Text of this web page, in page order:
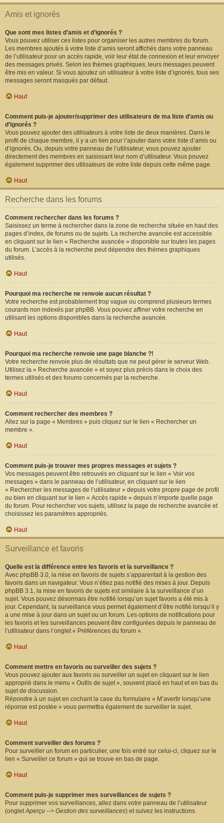
Amis et ignorés
Que sont mes listes d’amis et d’ignorés ?
Vous pouvez utiliser ces listes pour organiser les autres membres du forum.
Les membres ajoutés à votre liste d’amis seront affichés dans votre panneau
de l’utilisateur pour un accès rapide, voir leur état de connexion et leur envoyer
des messages privés. Selon les thèmes graphiques, leurs messages peuvent
être mis en valeur. Si vous ajoutez un utilisateur à votre liste d’ignorés, tous ses
messages seront masqués par défaut.
Haut
Comment puis-je ajouter/supprimer des utilisateurs de ma liste d’amis ou
d’ignorés ?
Vous pouvez ajouter des utilisateurs à votre liste de deux manières. Dans le
profil de chaque membre, il y a un lien pour l’ajouter dans votre liste d’amis ou
d’ignorés. Ou, depuis votre panneau de l’utilisateur, vous pouvez ajouter
directement des membres en saisissant leur nom d’utilisateur. Vous pouvez
également supprimer des utilisateurs de votre liste depuis cette même page.
Haut
Recherche dans les forums
Comment rechercher dans les forums ?
Saisissez un terme à rechercher dans la zone de recherche située en haut des
pages d’index, de forums ou de sujets. La recherche avancée est accessible
en cliquant sur le lien « Recherche avancée » disponible sur toutes les pages
du forum. L’accès à la recherche peut dépendre des thèmes graphiques
utilisés.
Haut
Pourquoi ma recherche ne renvoie aucun résultat ?
Votre recherche est probablement trop vague ou comprend plusieurs termes
courants non indexés par phpBB. Vous pouvez affiner votre recherche en
utilisant les options disponibles dans la recherche avancée.
Haut
Pourquoi ma recherche renvoie une page blanche ?!
Votre recherche renvoie plus de résultats que ne peut gérer le serveur Web.
Utilisez la « Recherche avancée » et soyez plus précis dans le choix des
termes utilisés et des forums concernés par la recherche.
Haut
Comment rechercher des membres ?
Allez sur la page « Membres » puis cliquez sur le lien « Rechercher un
membre ».
Haut
Comment puis-je trouver mes propres messages et sujets ?
Vos messages peuvent être retrouvés en cliquant sur le lien « Voir vos
messages » dans le panneau de l’utilisateur, en cliquant sur le lien
« Rechercher les messages de l’utilisateur » depuis votre propre page de profil
ou bien en cliquant sur le lien « Accès rapide » depuis n’importe quelle page
du forum. Pour rechercher vos sujets, utilisez la page de recherche avancée et
choisissez les paramètres appropriés.
Haut
Surveillance et favoris
Quelle est la différence entre les favoris et la surveillance ?
Avec phpBB 3.0, la mise en favoris de sujets s’apparentait à la gestion des
favoris dans un navigateur. Vous n’étiez pas notifié des mises à jour. Depuis
phpBB 3.1, la mise en favoris de sujets est similaire à la surveillance d’un
sujet. Vous pouvez désormais être notifié lorsqu’un sujet favoris a été mis à
jour. Cependant, la surveillance vous permet également d’être notifié lorsqu’il y
a une mise à jour dans un sujet ou un forum. Les options de notifications pour
les favoris et les surveillances peuvent être configurées depuis le panneau de
l’utilisateur dans l’onglet « Préférences du forum ».
Haut
Comment mettre en favoris ou surveiller des sujets ?
Vous pouvez ajouter aux favoris ou surveiller un sujet en cliquant sur le lien
approprié dans le menu « Outils de sujet », souvent placé en haut et en bas du
sujet de discussion.
Répondre à un sujet en cochant la case du formulaire « M’avertir lorsqu’une
réponse est postée » vous permettra également de surveiller le sujet.
Haut
Comment surveiller des forums ?
Pour surveiller un forum en particulier, une fois entré sur celui-ci, cliquez sur le
lien « Surveiller ce forum » qui se trouve en bas de page.
Haut
Comment puis-je supprimer mes surveillances de sujets ?
Pour supprimer vos surveillances, allez dans votre panneau de l’utilisateur
(ongletAperçu --> Gestion des surveillances) et suivez les instructions.